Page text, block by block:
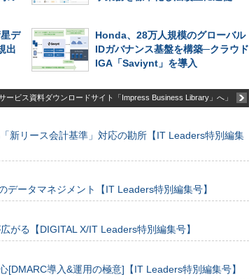
デ
出
Honda、28万人規模のグローバル
IDガバナンス基盤を構築─クラウド
IGA「Saviynt」を導入
サービス資料ダウンロードサイト「Impress Business Library」へ」
新リース会計基準」対応の勘所【IT Leaders特別編集
ータマネジメント【IT Leaders特別編集号】
がる【DIGITAL X/IT Leaders特別編集号】
[DMARC導入&運用の極意]【IT Leaders特別編集号】